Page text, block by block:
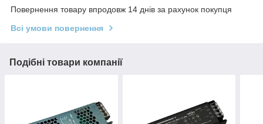
Повернення товару впродовж 14 днів за рахунок покупця
Всі умови повернення
Подібні товари компанії